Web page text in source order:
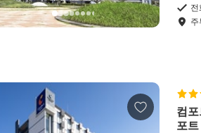
전
컴
포트